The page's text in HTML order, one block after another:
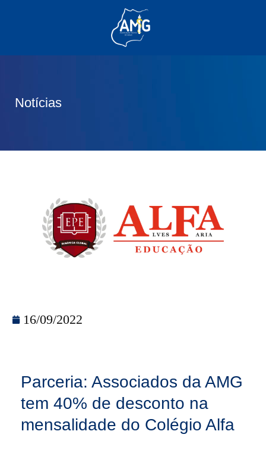
Notícias
16/09/2022
Parceria: Associados da AMG
tem 40% de desconto na
mensalidade do Colégio Alfa